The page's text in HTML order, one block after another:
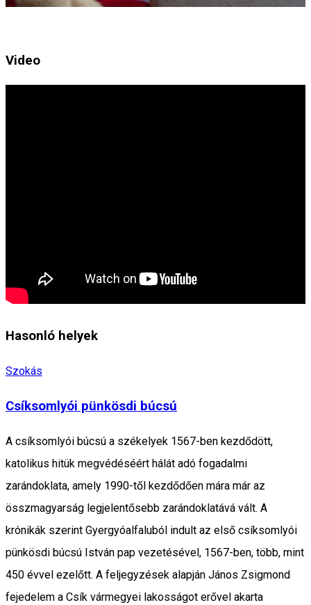
Video
Hasonló helyek
Szokás
Csíksomlyói pünkösdi búcsú
A csíksomlyói búcsú a székelyek 1567-ben kezdődött,
katolikus hitük megvédéséért hálát adó fogadalmi
zarándoklata, amely 1990-től kezdődően mára már az
összmagyarság legjelentősebb zarándoklatává vált. A
krónikák szerint Gyergyóalfaluból indult az első csíksomlyói
pünkösdi búcsú István pap vezetésével, 1567-ben, több, mint
450 évvel ezelőtt. A feljegyzések alapján János Zsigmond
fejedelem a Csík vármegyei lakosságot erővel akarta